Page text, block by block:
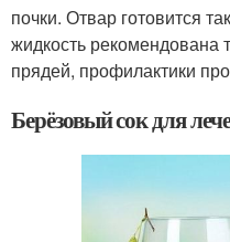
почки. Отвар готовится
жидкость рекомендована
прядей, профилактики
Берёзовый сок для